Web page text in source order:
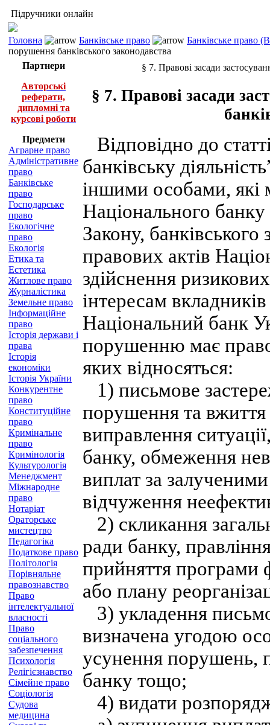
Підручники онлайн
Головна Банківське право
Банківське право
порушення банківського законодавства
Партнери
Авторські
реферати,
дипломні та
курсові роботи
Предмети
Аграрне право
Адміністративне
право
Банківське
право
Господарське
право
Екологічне
право
Екологія
Етика та
Естетика
Житлове право
Журналістика
Земельне право
Інформаційне
право
Історія держави і
права
Історія
економіки
Історія України
Конкурентне
право
Конституційне
право
Кримінальне
право
Кримінологія
Культурологія
Менеджмент
Міжнародне
право
Нотаріат
Ораторське
мистецтво
Педагогіка
Податкове право
Політологія
Порівняльне
правознавство
Право
інтелектуальної
власності
Право
соціального
забезпечення
Психологія
Релігієзнавство
Сімейне право
Соціологія
Судова
медицина
§ 7. Правові засади
§ 7. Правові засади
Відповідно до
банківську
іншими особами, які
Національного
Закону,
правових актів
здійснення
інтересам
Національний банк
порушенню має
яких відносяться:
1) письмове
порушення та вжиття
виправлення
банку, обмеження
виплат за
відчуження
2) скликання
ради банку,
прийняття програми
або плану
3) укладення
визначена угодою
усунення порушень,
банку тощо;
4) видати